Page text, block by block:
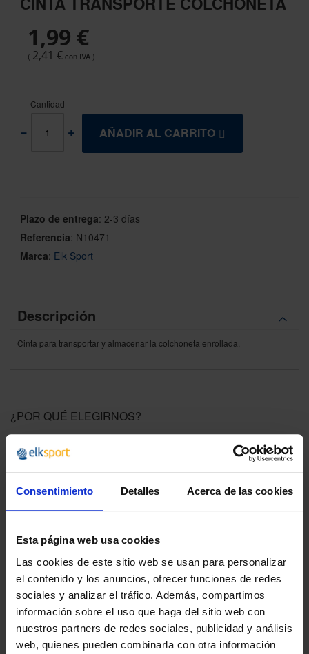
Consentimiento Detalles Acerca de las cookies
Esta página web usa cookies
Las cookies de este sitio web se usan para personalizar
el contenido y los anuncios, ofrecer funciones de redes
sociales y analizar el tráfico. Además, compartimos
información sobre el uso que haga del sitio web con
nuestros partners de redes sociales, publicidad y análisis
web, quienes pueden combinarla con otra información
the
images
1,99 €
2,41 €
Cantidad
AÑADIR AL CARRITO
Plazo de entrega: 2-3 días
Referencia: N10471
Marca: Elk Sport
Descripción
Cinta para transportar y almacenar la colchoneta enrollada.
¿POR QUÉ ELEGIRNOS?
Desde 1988
Innovando contigo
Especialistas en colectivos
Envío gratis
Garantía
En cambio y devolución
Disponibilidad
Amplio stock disponible